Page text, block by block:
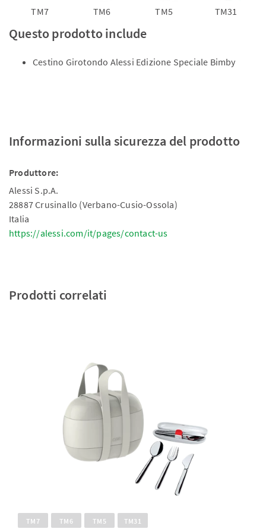
TM7 TM6 TM5 TM31
Questo prodotto include
Cestino Girotondo Alessi Edizione Speciale Bimby
Informazioni sulla sicurezza del prodotto
Produttore:
Alessi S.p.A.
28887 Crusinallo (Verbano-Cusio-Ossola)
Italia
https://alessi.com/it/pages/contact-us
Prodotti correlati
TM7 TM6 TM5 TM31